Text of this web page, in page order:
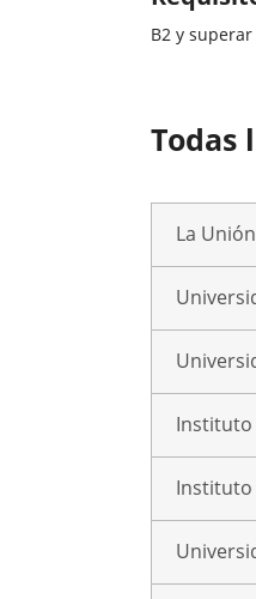
B2 y
Todas
La
Instituto
Instituto